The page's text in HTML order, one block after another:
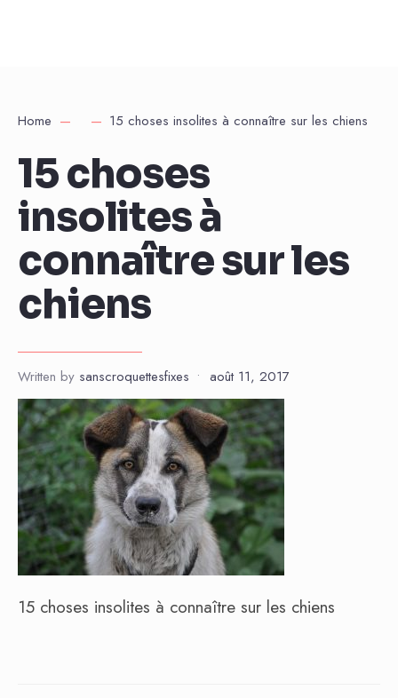
Home 15 choses insolites à connaître sur les chiens
15 choses
insolites à
connaître sur les
chiens
Written by sanscroquettesfixes • août 11, 2017
15 choses insolites à connaître sur les chiens